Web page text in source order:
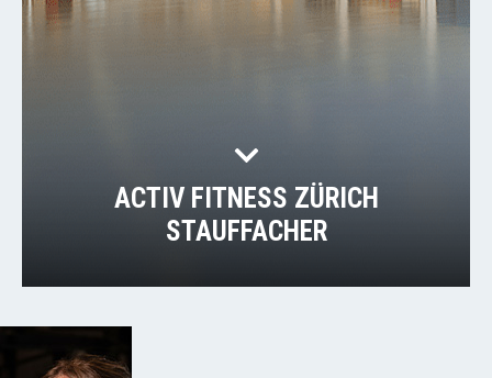
ACTIV FITNESS ZÜRICH
STAUFFACHER